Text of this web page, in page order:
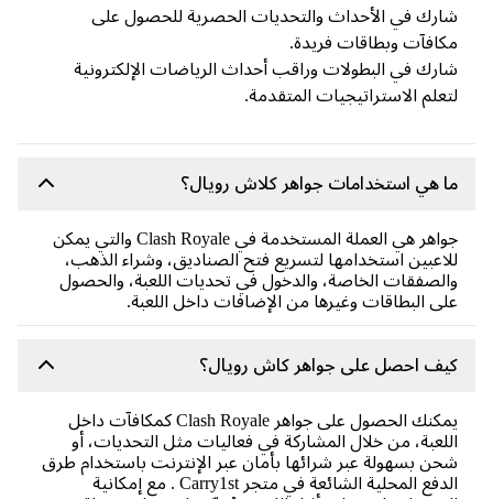
في الأحداث والتحديات الحصرية للحصول على
وبطاقات فريدة.
في البطولات وراقب أحداث الرياضات الإلكترونية
الاستراتيجيات المتقدمة.
هي استخدامات جواهر كلاش رويال؟
جواهر هي العملة المستخدمة في Clash Royale والتي يمكن
استخدامها لتسريع فتح الصناديق، وشراء الذهب،
الخاصة، والدخول في تحديات اللعبة، والحصول
البطاقات وغيرها من الإضافات داخل اللعبة.
احصل على جواهر كاش رويال؟
يمكنك الحصول على جواهر Clash Royale كمكافآت داخل
من خلال المشاركة في فعاليات مثل التحديات، أو
بسهولة عبر شرائها بأمان عبر الإنترنت باستخدام طرق
الدفع المحلية الشائعة في متجر Carry1st . مع إمكانية